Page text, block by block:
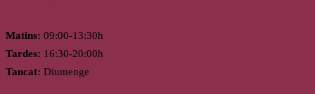
Matins: 09:00-13:30h
Tardes: 16:30-20:00h
Tancat: Diumenge